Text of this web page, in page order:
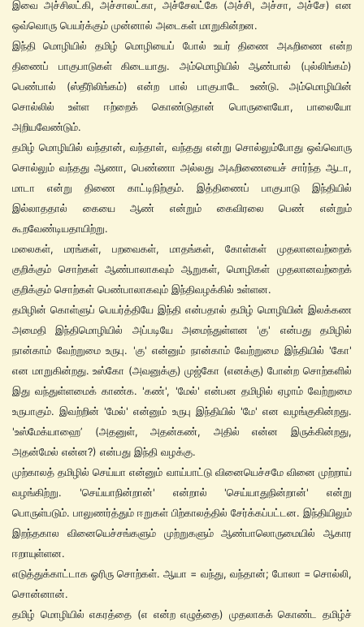
இவை அச்சிலட்கி, அச்சாலட்கா, அச்சேலட்கே (அச்சி, அச்சா, அச்சே) என
ஒவ்வொரு பெயர்க்கும் முன்னால் அடைகள் மாறுகின்றன.
இந்தி மொழியில் தமிழ் மொழியைப் போல் உயர் திணை அஃறிணை என்ற
திணைப் பாகுபாடுகள் கிடையாது. அம்மொழியில் ஆண்பால் (புல்லிங்கம்)
பெண்பால் (ஸ்தீரிலிங்கம்) என்ற பால் பாகுபாடே உண்டு. அம்மொழியின்
சொல்லில் உள்ள ஈற்றைக் கொண்டுதான் பொருளையோ, பாலையோ
அறியவேண்டும்.
தமிழ் மொழியில் வந்தான், வந்தாள், வந்தது என்று சொல்லும்போது ஒவ்வொரு
சொல்லும் வந்தது ஆணா, பெண்ணா அல்லது அஃறிணையைச் சார்ந்த ஆடா,
மாடா என்று திணை காட்டிநிற்கும். இத்திணைப் பாகுபாடு இந்தியில்
இல்லாததால் கையை ஆண் என்றும் கைவிரலை பெண் என்றும்
கூறவேண்டியதாயிற்று.
மலைகள், மரங்கள், பறவைகள், மாதங்கள், கோள்கள் முதலானவற்றைக்
குறிக்கும் சொற்கள் ஆண்பாலாகவும் ஆறுகள், மொழிகள் முதலானவற்றைக்
குறிக்கும் சொற்கள் பெண்பாலாகவும் இந்திவழக்கில் உள்ளன.
தமிழின் கொள்ளுப் பெயர்த்தியே இந்தி என்பதால் தமிழ் மொழியின் இலக்கண
அமைதி இந்திமொழியில் அப்படியே அமைந்துள்ளன 'கு' என்பது தமிழில்
நான்காம் வேற்றுமை உருபு. 'கு' என்னும் நான்காம் வேற்றுமை இந்தியில் 'கோ'
என மாறுகின்றது. உஸ்கோ (அவனுக்கு) முஜ்கோ (எனக்கு) போன்ற சொற்களில்
இது வந்துள்ளமைக் காண்க. 'கண்', 'மேல்' என்பன தமிழில் ஏழாம் வேற்றுமை
உருபாகும். இவற்றின் 'மேல்' என்னும் உருபு இந்தியில் 'மே' என வழங்குகின்றது.
'உஸ்மேக்யாஹை’ (அதனுள், அதன்கண், அதில் என்ன இருக்கின்றது,
அதன்மேல் என்ன?) என்பது இந்தி வழக்கு.
முற்காலத் தமிழில் செய்யா என்னும் வாய்பாட்டு வினையெச்சமே வினை முற்றாய்
வழங்கிற்று. 'செய்யாநின்றான்' என்றால் 'செய்யாதுநின்றான்' என்று
பொருள்படும். பாலுணர்த்தும் ஈறுகள் பிற்காலத்தில் சேர்க்கப்பட்டன. இந்தியிலும்
இறந்தகால வினையெச்சங்களும் முற்றுகளும் ஆண்பாலொருமையில் ஆகார
ஈறாயுள்ளன.
எடுத்துக்காட்டாக ஓரிரு சொற்கள். ஆயா = வந்து, வந்தான்; போலா = சொல்லி,
சொன்னான்.
தமிழ் மொழியில் எகரத்தை (எ என்ற எழுத்தை) முதலாகக் கொண்ட தமிழ்ச்